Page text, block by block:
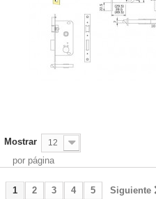
Mostrar 12
por página
1 2 3 4 5 Siguiente